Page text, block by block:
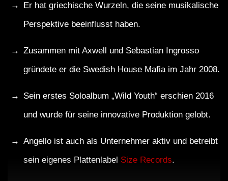
Er hat griechische Wurzeln, die seine musikalische
Perspektive beeinflusst haben.
Zusammen mit Axwell und Sebastian Ingrosso
gründete er die Swedish House Mafia im Jahr 2008.
Sein erstes Soloalbum „Wild Youth“ erschien 2016
und wurde für seine innovative Produktion gelobt.
Angello ist auch als Unternehmer aktiv und betreibt
sein eigenes Plattenlabel Size Records.